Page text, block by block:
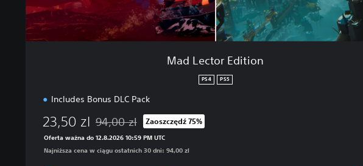
o
n
Mad Lector Edition
PS4 PS5
Includes Bonus DLC Pack
23,50 zl Zastosowano zniżkę z oryginalnej ceny wynoszącej 94,00 zl
94,00 zl Zaoszczędź 75%
Oferta ważna do 12.8.2026 10:59 PM UTC
Najniższa cena w ciągu ostatnich 30 dni: 94,00 zl